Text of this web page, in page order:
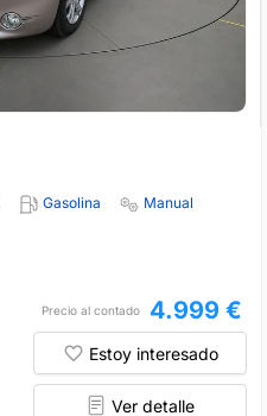
Gasolina
Manual
Precio al contado 4.999 €
Estoy interesado
Ver detalle